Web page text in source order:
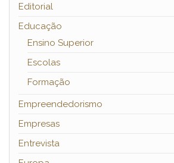
Editorial
Educação
Ensino Superior
Escolas
Formação
Empreendedorismo
Empresas
Entrevista